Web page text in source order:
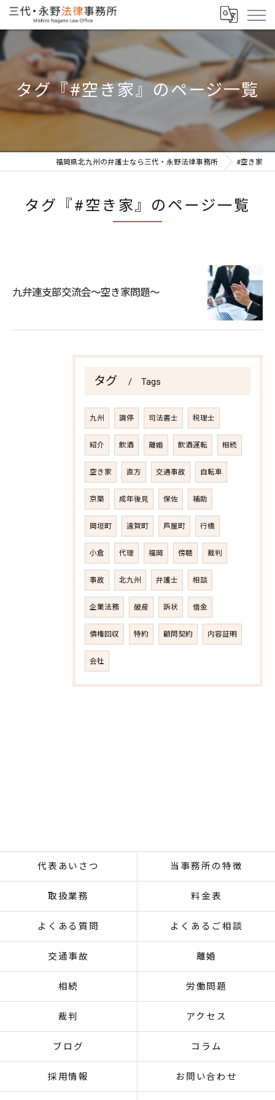
タグ『#空き家』のページ一覧
福岡県北九州の弁護士なら三代・永野法律事務所 #空き家
タグ『#空き家』のページ一覧
九弁連支部交流会～空き家問題～
タグ Tags
九州 調停 司法書士 税理士
紹介 飲酒 離婚 飲酒運転 相続
空き家 直方 交通事故 自転車
京築 成年後見 保佐 補助
岡垣町 遠賀町 芦屋町 行橋
小倉 代理 福岡 傍聴 裁判
事故 北九州 弁護士 相談
企業法務 破産 訴状 借金
債権回収 特約 顧問契約 内容証明
会社
代表あいさつ 当事務所の特徴
取扱業務 料金表
よくある質問 よくあるご相談
交通事故 離婚
相続 労働問題
裁判 アクセス
ブログ コラム
採用情報 お問い合わせ